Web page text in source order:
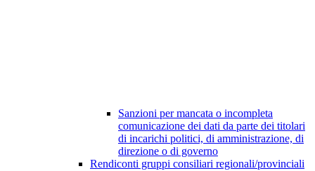
Sanzioni per mancata o incompleta
comunicazione dei dati da parte dei titolari
di incarichi politici, di amministrazione, di
direzione o di governo
Rendiconti gruppi consiliari regionali/provinciali